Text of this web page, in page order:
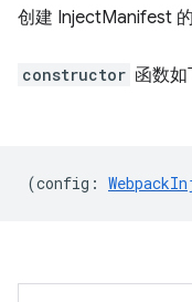
创建 InjectManifest 的
constructor 函数如
(config :